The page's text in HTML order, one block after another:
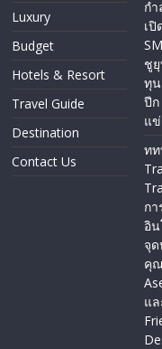
Luxury
Budget
Hotels & Resort
Travel Guide
Destination
Contact Us
ก
เปิ
ชู
ทุน
ปีก
แ
ท
กา
อิ
จุ
คุ
แ